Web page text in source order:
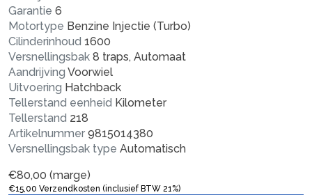
Garantie 6
Motortype Benzine Injectie (Turbo)
Cilinderinhoud 1600
Versnellingsbak 8 traps, Automaat
Aandrijving Voorwiel
Uitvoering Hatchback
Tellerstand eenheid Kilometer
Tellerstand 218
Artikelnummer 9815014380
Versnellingsbak type Automatisch
€80,00 (marge)
€15,00 Verzendkosten (inclusief BTW 21%)